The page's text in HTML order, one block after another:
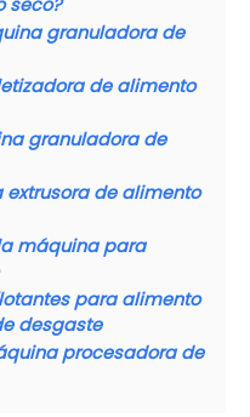
seco?
granuladora de
de alimento
granuladora de
de alimento
máquina para
para alimento
desgaste
procesadora de